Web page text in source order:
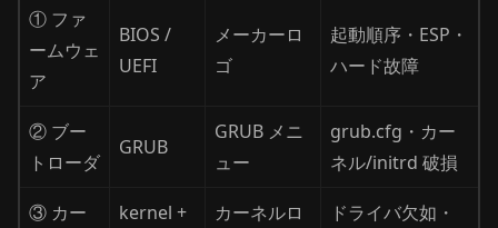
① ファ
ームウェ
ア
BIOS /
UEFI
メーカーロ
ゴ
起動順序・ESP・
ハード故障
② ブー
トローダ
GRUB
GRUB メニ
ュー
grub.cfg・カー
ネル/initrd 破損
③ カー
kernel +
カーネルロ
ドライバ欠如・